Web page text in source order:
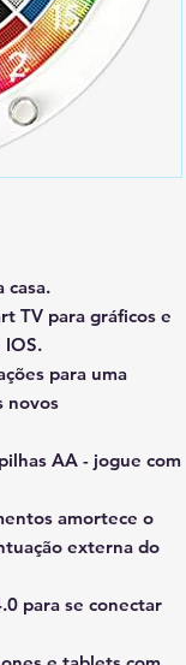
casa.
TV para gráficos e
para uma
novos
AA - jogue com
amortece o
externa do
para se conectar